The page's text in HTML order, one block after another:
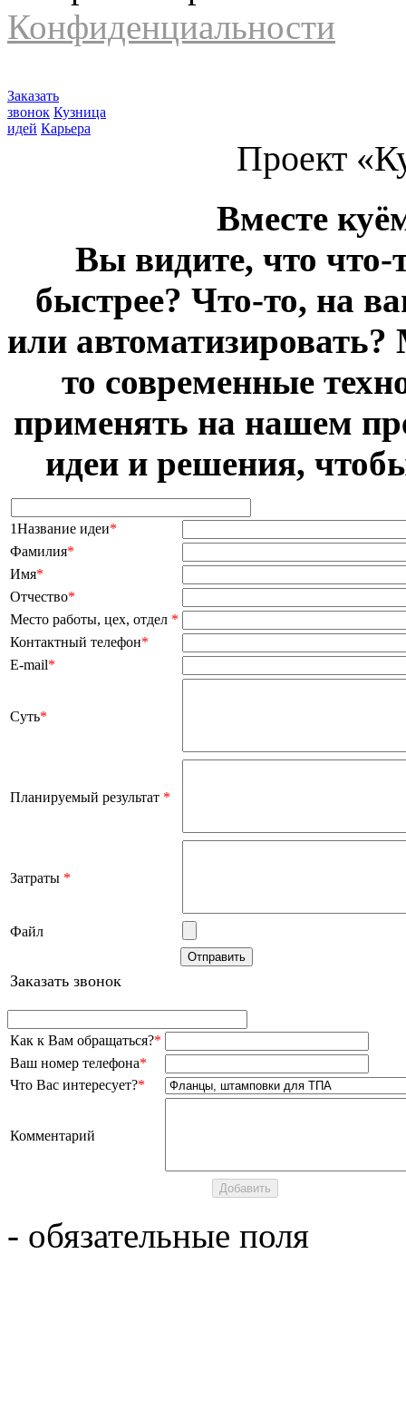
Конфиденциальности
Заказать
звонок Кузница
идей Карьера
Проект
Вместе
Вы видите, что
быстрее? Что-то, на
или
то современные
применять на нашем
идеи и решения,
1Название идеи*
Фамилия*
Имя*
Отчество*
Место работы, цех, отдел *
Контактный телефон*
E-mail*
Суть*
Планируемый результат *
Затраты *
Файл
Заказать звонок
Как к Вам обращаться?*
Ваш номер телефона*
Что Вас интересует?*
Комментарий
- обязательные поля